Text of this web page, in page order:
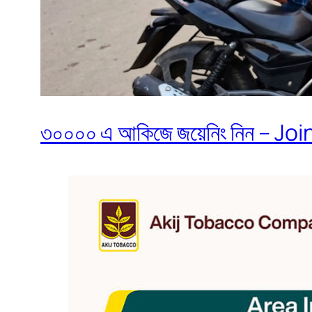
৩০০০০ এ আকিজে জয়েনিং নিন –